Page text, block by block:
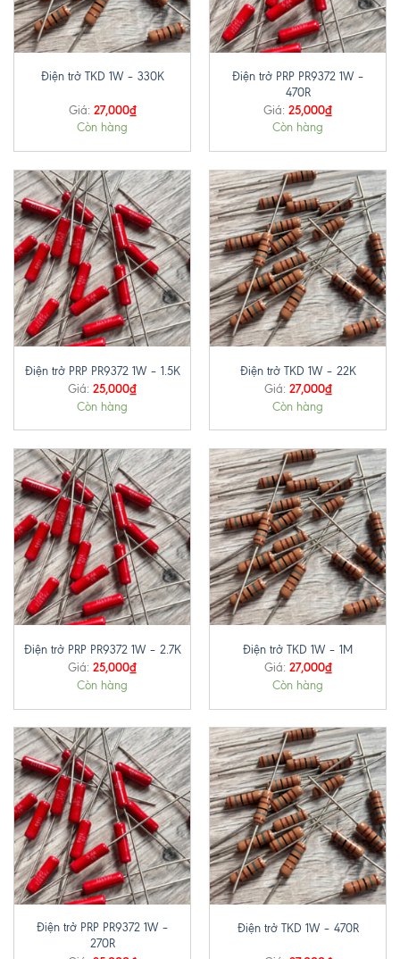
Điện trở TKD 1W – 330K
Giá: 27,000₫
Còn hàng
Điện trở PRP PR9372 1W –
470R
Giá: 25,000₫
Còn hàng
Điện trở PRP PR9372 1W – 1.5K
Giá: 25,000₫
Còn hàng
Điện trở TKD 1W – 22K
Giá: 27,000₫
Còn hàng
Điện trở PRP PR9372 1W – 2.7K
Giá: 25,000₫
Còn hàng
Điện trở TKD 1W – 1M
Giá: 27,000₫
Còn hàng
Điện trở PRP PR9372 1W –
270R
Điện trở TKD 1W – 470R